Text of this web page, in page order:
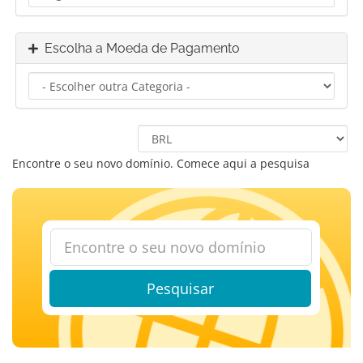
Escolha a Moeda de Pagamento
Encontre o seu novo domínio. Comece aqui a pesquisa
Pesquisar